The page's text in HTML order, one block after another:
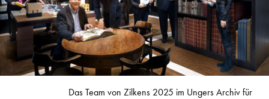
Das Team von Zilkens 2025 im Ungers Archiv für